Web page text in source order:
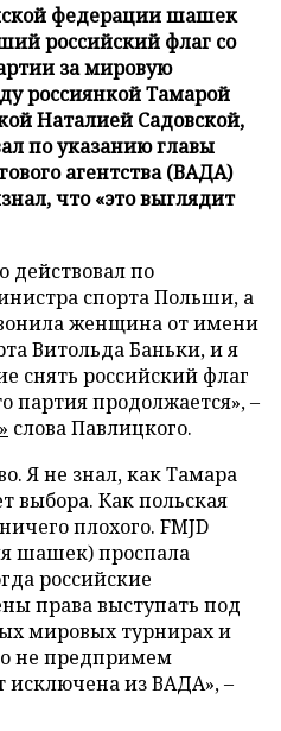
федерации шашек
российский флаг со
за мировую
россиянкой Тамарой
Наталией Садовской,
по указанию главы
агентства (ВАДА)
что «это выглядит
действовал по
спорта Польши, а
женщина от имени
Витольда Баньки, и я
снять российский флаг
партия продолжается», –
слова Павлицкого.
Я не знал, как Тамара
выбора. Как польская
плохого. FMJD
шашек) проспала
российские
права выступать под
мировых турнирах и
не предпримем
исключена из ВАДА», –